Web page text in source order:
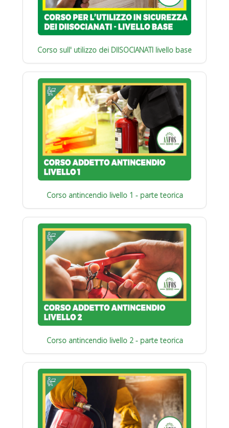
Corso sull' utilizzo dei DIISOCIANATI livello base
Corso antincendio livello 1 - parte teorica
Corso antincendio livello 2 - parte teorica